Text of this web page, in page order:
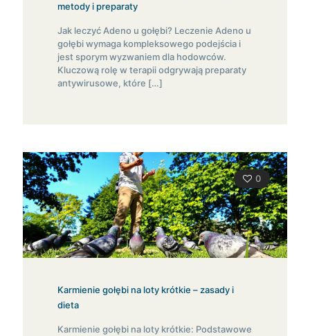
metody i preparaty
Jak leczyć Adeno u gołębi? Leczenie Adeno u
gołębi wymaga kompleksowego podejścia i
jest sporym wyzwaniem dla hodowców.
Kluczową rolę w terapii odgrywają preparaty
antywirusowe, które […]
0
Karmienie gołębi na loty krótkie – zasady i
dieta
Karmienie gołębi na loty krótkie: Podstawowe